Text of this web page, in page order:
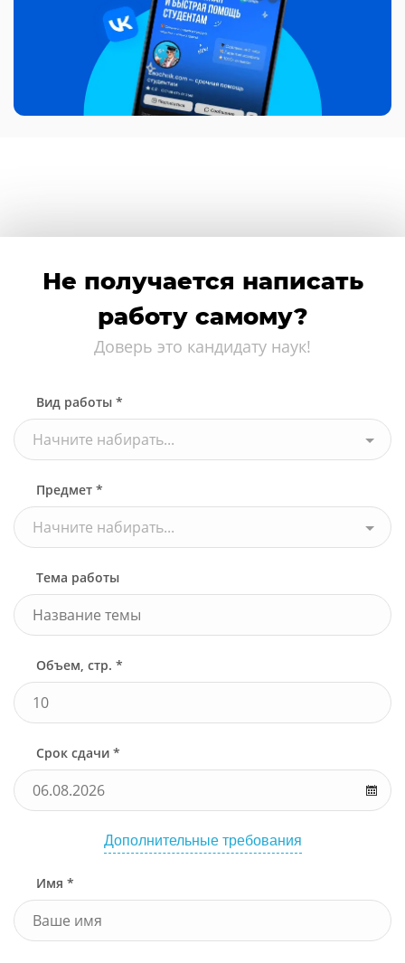
Не получается написать
работу самому?
Доверь это кандидату наук!
Вид работы *
Начните набирать...
Предмет *
Начните набирать...
Тема работы
Объем, стр. *
Срок сдачи *
Дополнительные требования
Имя *